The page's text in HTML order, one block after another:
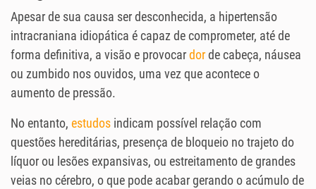
Apesar de sua causa ser desconhecida, a hipertensão
intracraniana idiopática é capaz de comprometer, até de
forma definitiva, a visão e provocardorde cabeça, náusea
ou zumbido nos ouvidos, uma vez que acontece o
aumento de pressão.
No entanto, estudos indicam possível relação com
questões hereditárias, presença de bloqueio no trajeto do
líquor ou lesões expansivas, ou estreitamento de grandes
veias no cérebro, o que pode acabar gerando o acúmulo de